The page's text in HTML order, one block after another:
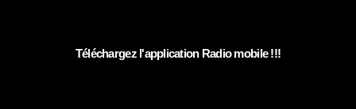
Téléchargez l'application Radio mobile !!!